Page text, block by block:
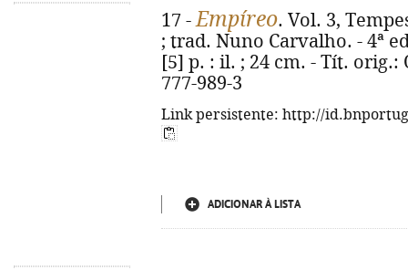
17 -Empíreo. Vol. 3,
; trad. Nuno Carvalho. - 4ª
[5] p. : il. ; 24 cm. - Tít. orig.:
777-989-3
Link persistente: http://
ADICIONAR À LISTA